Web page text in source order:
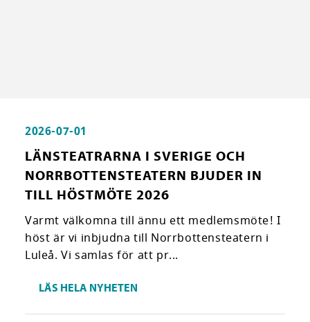
2026-07-01
LÄNSTEATRARNA I SVERIGE OCH
NORRBOTTENSTEATERN BJUDER IN
TILL HÖSTMÖTE 2026
Varmt välkomna till ännu ett medlemsmöte! I
höst är vi inbjudna till Norrbottensteatern i
Luleå. Vi samlas för att pr...
LÄS HELA NYHETEN